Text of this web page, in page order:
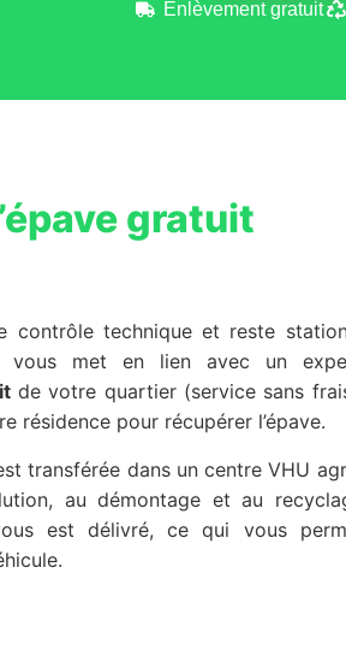
Enlèvement gratuit
gratuit
contrôle technique et reste
vous met en lien avec un
de votre quartier (service sans
résidence pour récupérer l’épave.
transférée dans un centre VHU
au démontage et au
est délivré, ce qui vous